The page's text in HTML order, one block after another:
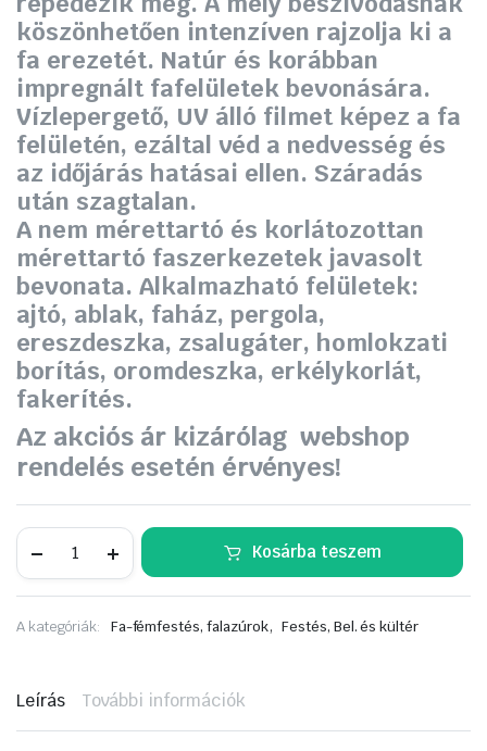
köszönhetően intenzíven rajzolja ki a
fa erezetét. Natúr és korábban
impregnált fafelületek bevonására.
Vízlepergető, UV álló filmet képez a fa
felületén, ezáltal véd a nedvesség és
az időjárás hatásai ellen. Száradás
után szagtalan.
A nem mérettartó és korlátozottan
mérettartó faszerkezetek javasolt
bevonata. Alkalmazható felületek:
ajtó, ablak, faház, pergola,
ereszdeszka, zsalugáter, homlokzati
borítás, oromdeszka, erkélykorlát,
fakerítés.
Az akciós ár kizárólag webshop
rendelés esetén érvényes!
Classic
vékonylazúr
5
mahagóni
Kosárba teszem
A kategóriák: Fa-fémfestés, falazúrok, Festés, Bel. és kültér
Leírás További információk